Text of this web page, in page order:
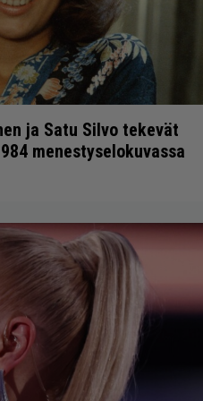
ja Satu Silvo tekevät
menestyselokuvassa